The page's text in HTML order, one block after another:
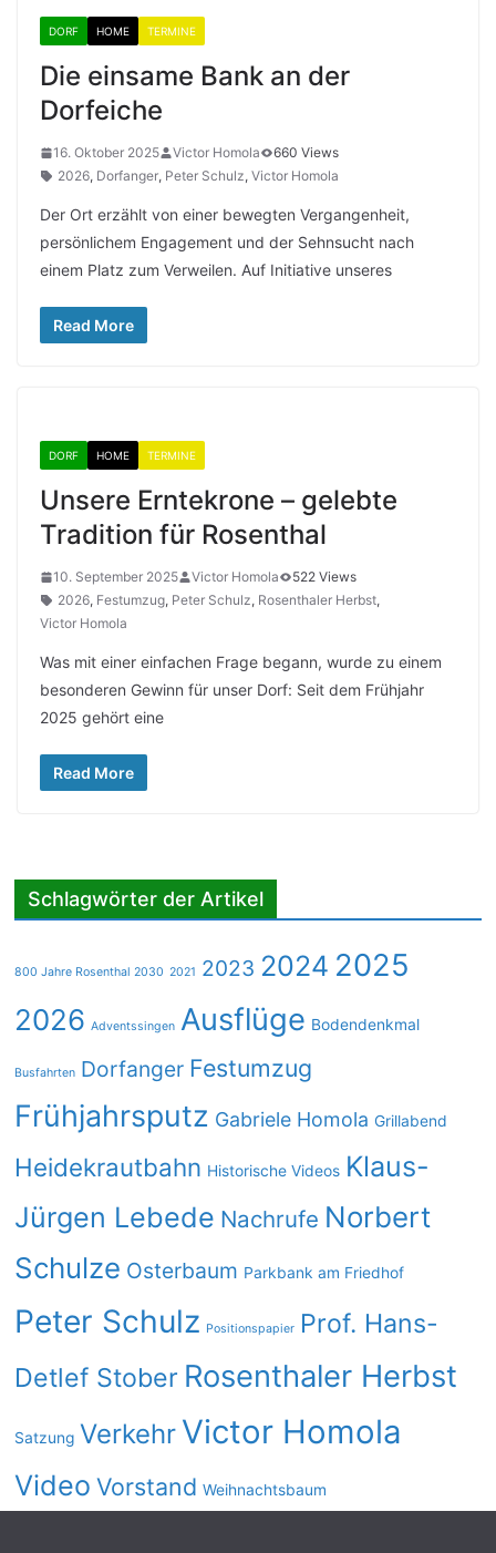
DORF HOME TERMINE
Die einsame Bank an der
Dorfeiche
16. Oktober 2025 Victor Homola
660 Views
2026, Dorfanger, Peter Schulz, Victor Homola
Der Ort erzählt von einer bewegten Vergangenheit,
persönlichem Engagement und der Sehnsucht nach
einem Platz zum Verweilen. Auf Initiative unseres
Read More
DORF HOME TERMINE
Unsere Erntekrone – gelebte
Tradition für Rosenthal
10. September 2025 Victor Homola
522 Views
2026, Festumzug, Peter Schulz, Rosenthaler Herbst,
Victor Homola
Was mit einer einfachen Frage begann, wurde zu einem
besonderen Gewinn für unser Dorf: Seit dem Frühjahr
2025 gehört eine
Read More
Schlagwörter der Artikel
800 Jahre Rosenthal 2030 2021 2023 2024 2025
2026 Adventssingen Ausflüge Bodendenkmal
Busfahrten Dorfanger Festumzug
Frühjahrsputz Gabriele Homola Grillabend
Heidekrautbahn Historische Videos Klaus-
Jürgen Lebede Nachrufe Norbert
Schulze Osterbaum Parkbank am Friedhof
Peter Schulz Positionspapier Prof. Hans-
Detlef Stober Rosenthaler Herbst
Satzung Verkehr Victor Homola
Video Vorstand Weihnachtsbaum